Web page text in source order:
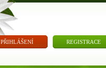
PŘIHLÁŠENÍ REGISTRACE